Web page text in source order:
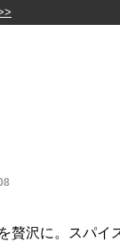
贅沢に。スパイ